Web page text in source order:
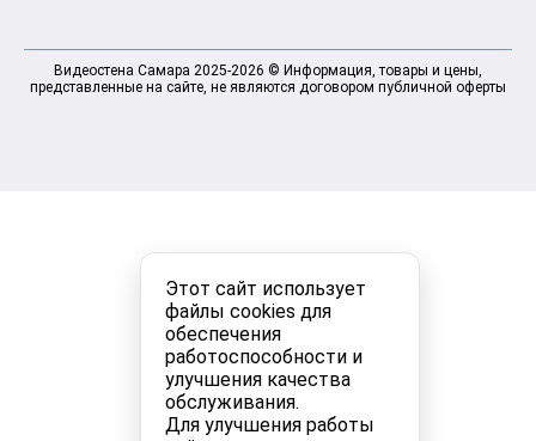
Этот сайт использует
файлы cookies для
обеспечения
работоспособности и
улучшения качества
обслуживания.
Для улучшения работы
Видеостена Самара 2025-2026 © Информация, товары и цены,
представленные на сайте, не являются договором публичной оферты